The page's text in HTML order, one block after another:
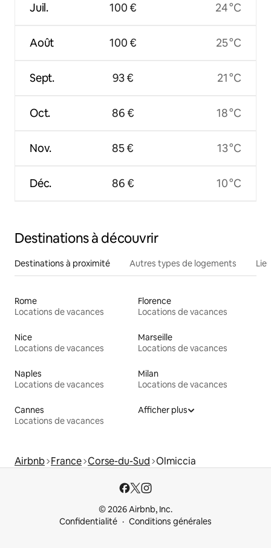
Juil.
Août
Sept.
Oct.
Nov.
Déc.
100 €
100 €
93 €
86 €
85 €
86 €
24 °C
25 °C
21 °C
18 °C
13 °C
10 °C
Destinations à découvrir
Destinations à proximité Autres types de logements
Rome
Locations de vacances
Florence
Locations de vacances
Nice
Locations de vacances
Marseille
Locations de vacances
Naples
Locations de vacances
Milan
Locations de vacances
Cannes
Locations de vacances
Afficher plus
Airbnb France Corse-du-Sud Olmiccia
© 2026 Airbnb, Inc.
Confidentialité
Conditions générales